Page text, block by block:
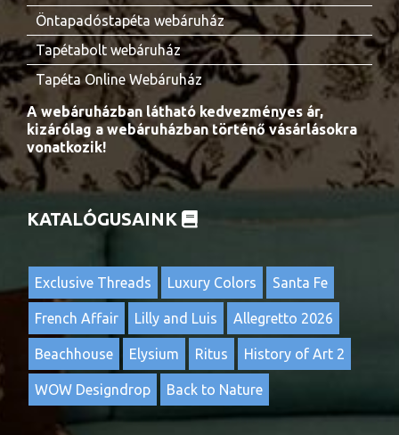
Öntapadóstapéta webáruház
Tapétabolt webáruház
Tapéta Online Webáruház
A webáruházban látható kedvezményes ár,
kizárólag a webáruházban történő vásárlásokra
vonatkozik!
KATALÓGUSAINK
Exclusive Threads Luxury Colors Santa Fe
French Affair Lilly and Luis Allegretto 2026
Beachhouse Elysium Ritus History of Art 2
WOW Designdrop Back to Nature